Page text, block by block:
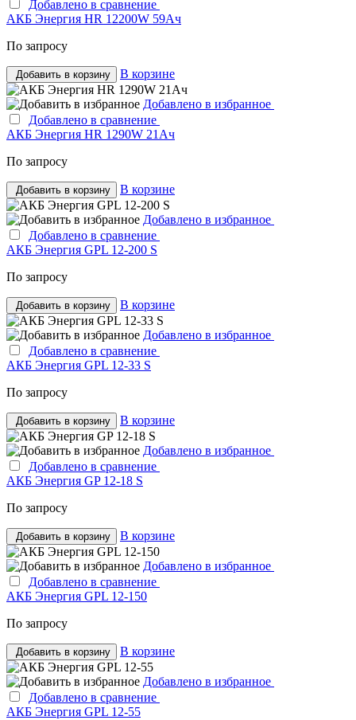
Добавлено в сравнение
АКБ Энергия HR 12200W 59Ач
По запросу
Добавить в корзину В корзине
Добавлено в избранное
Добавлено в сравнение
АКБ Энергия HR 1290W 21Ач
По запросу
Добавить в корзину В корзине
Добавлено в избранное
Добавлено в сравнение
АКБ Энергия GPL 12-200 S
По запросу
Добавить в корзину В корзине
Добавлено в избранное
Добавлено в сравнение
АКБ Энергия GPL 12-33 S
По запросу
Добавить в корзину В корзине
Добавлено в избранное
Добавлено в сравнение
АКБ Энергия GP 12-18 S
По запросу
Добавить в корзину В корзине
Добавлено в избранное
Добавлено в сравнение
АКБ Энергия GPL 12-150
По запросу
Добавить в корзину В корзине
Добавлено в избранное
Добавлено в сравнение
АКБ Энергия GPL 12-55